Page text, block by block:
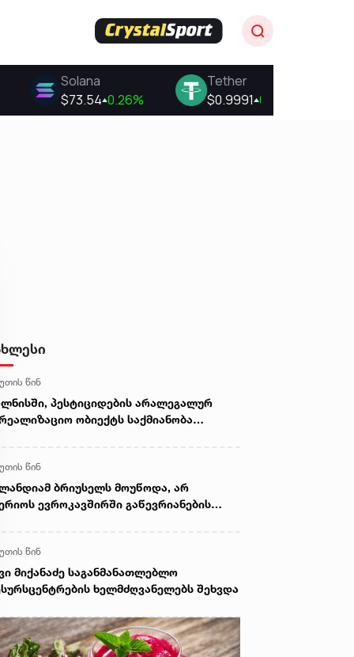
წინ
პესტიციდების არალეგალურ
ობიექტს საქმიანობა
წინ
ბრიუსელს მოუწოდა, არ
ევროკავშირში გაწევრიანების
წინ
მიქანაძე საგანმანათლებლო
ხელმძღვანელებს შეხვდა